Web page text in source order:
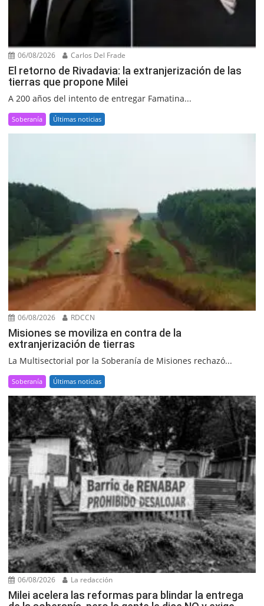
06/08/2026 Carlos Del Frade
El retorno de Rivadavia: la extranjerización de las
tierras que propone Milei
A 200 años del intento de entregar Famatina...
Soberanía Últimas noticias
06/08/2026 RDCCN
Misiones se moviliza en contra de la
extranjerización de tierras
La Multisectorial por la Soberanía de Misiones rechazó...
Soberanía Últimas noticias
06/08/2026 La redacción
Milei acelera las reformas para blindar la entrega